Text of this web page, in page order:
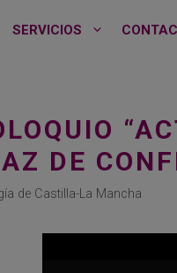
SERVICIOS
DE
de Castilla-La Mancha